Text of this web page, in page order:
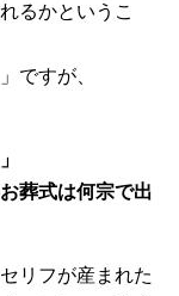
るかというこ
ですが、
葬式は何宗で出
リフが産まれた